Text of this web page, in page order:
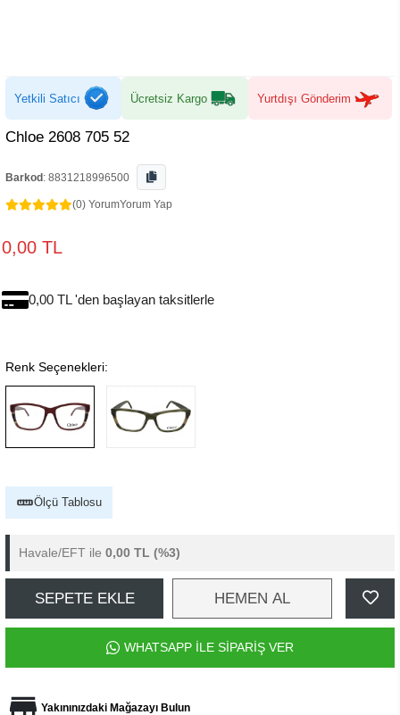
Yetkili Satıcı Ücretsiz Kargo Yurtdışı Gönderim
Chloe 2608 705 52
Barkod : 8831218996500
(0) YorumYorum Yap
0,00 TL
0,00 TL 'den başlayan taksitlerle
Renk Seçenekleri:
Ölçü Tablosu
Havale/EFT ile 0,00 TL (%3)
SEPETE EKLE HEMEN AL
WHATSAPP İLE SİPARİŞ VER
Yakınınızdaki Mağazayı Bulun